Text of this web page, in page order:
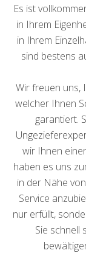
Es ist
in Ihrem
in Ihrem
sind bestens
Wir freuen uns,
welcher Ihnen
garantiert.
wir Ihnen
haben es uns
in der Nähe
Service
nur erfüllt,
Sie schnell